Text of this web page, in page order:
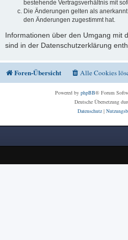
bestehende Vertragsverhältnis mit
Die Änderungen gelten als
den Änderungen zugestimmt hat.
Informationen über den Umgang mit
sind in der Datenschutzerklärung
Foren-Übersicht Alle Cookies
Powered by phpBB® Forum
Deutsche Übersetzung
Datenschutz|